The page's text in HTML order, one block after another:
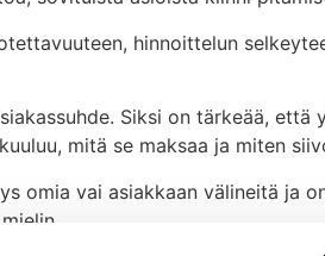
hinnoittelun
Siksi on tärkeää,
mitä se maksaa ja miten
omia vai asiakkaan välineitä ja